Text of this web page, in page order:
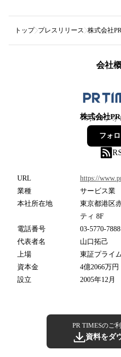
トップ プレスリリース 株式会社
会社
株式会社
7,879フォ
フォ
URL
https://
業種
サービス業
本社所在地
東京都港区
ティ 8F
電話番号
03-5770-7888
代表者名
山口拓己
上場
東証プライ
資本金
4億2066万円
設立
2005年12月
PR TIMESのご
資料をダ